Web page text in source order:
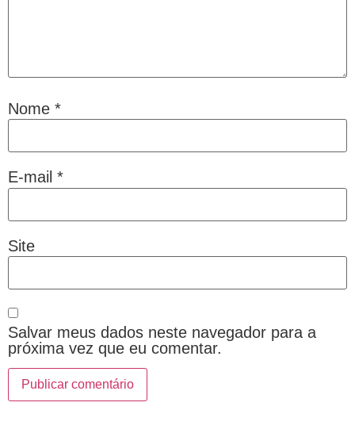
Nome *
E-mail *
Site
Salvar meus dados neste navegador para a
próxima vez que eu comentar.